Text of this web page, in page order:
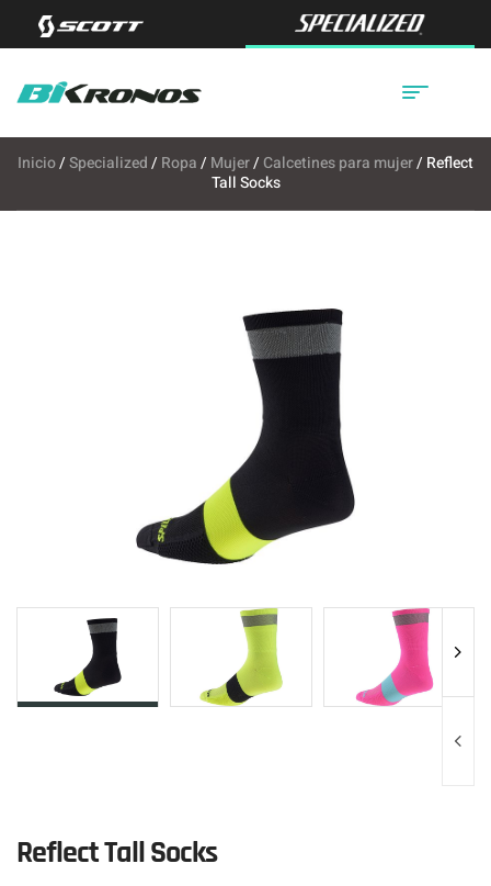
Inicio/Specialized/ Ropa/ Mujer/ Calcetines para mujer/ Reflect
Tall Socks
Reflect Tall Socks